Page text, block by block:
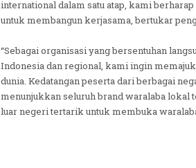
international dalam satu atap, kami
untuk membangun kerjasama, bertukar
“Sebagai organisasi yang bersentuhan
Indonesia dan regional, kami ingin
dunia. Kedatangan peserta dari berbagai
menunjukkan seluruh brand waralaba lokal
luar negeri tertarik untuk membuka